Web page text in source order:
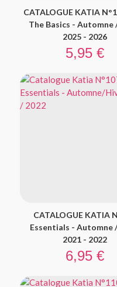
CATALOGUE KATIA
The Basics - Automne
2025 - 2026
Prix
5,95 €
CATALOGUE KATIA
Essentials - Automne
2021 - 2022
Prix
6,95 €